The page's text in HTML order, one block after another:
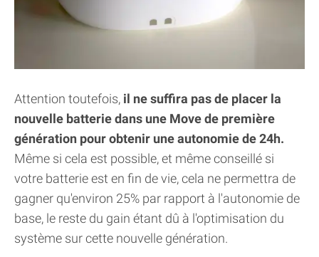
Attention toutefois, il ne suffira pas de placer la
nouvelle batterie dans une Move de première
génération pour obtenir une autonomie de 24h.
Même si cela est possible, et même conseillé si
votre batterie est en fin de vie, cela ne permettra de
gagner qu'environ 25% par rapport à l'autonomie de
base, le reste du gain étant dû à l'optimisation du
système sur cette nouvelle génération.